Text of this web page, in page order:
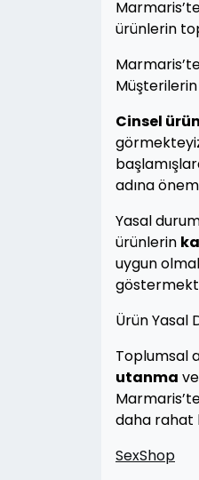
ürünlerin
Cinsel
adına
Yasal
ürünlerin
uygun
Ürün Yasal
Toplumsal
utanma
daha rahat
SexShop